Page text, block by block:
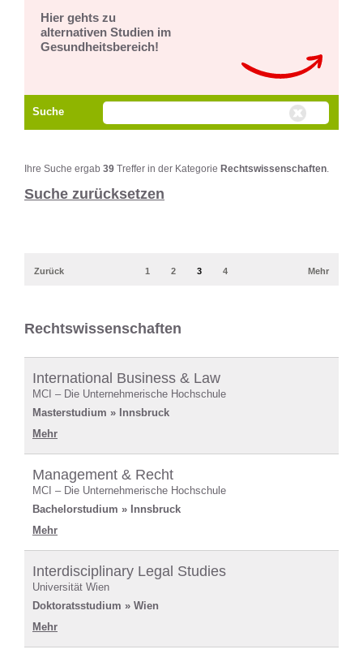
Hier gehts zu
alternativen Studien im
Gesundheitsbereich!
Suche
Ihre Suche ergab 39 Treffer in der Kategorie Rechtswissenschaften
Suche zurücksetzen
Zurück 1 2 3 4 Mehr
Rechtswissenschaften
International Business & Law
MCI – Die Unternehmerische Hochschule
Masterstudium » Innsbruck
Mehr
Management & Recht
MCI – Die Unternehmerische Hochschule
Bachelorstudium » Innsbruck
Mehr
Interdisciplinary Legal Studies
Universität Wien
Doktoratsstudium » Wien
Mehr